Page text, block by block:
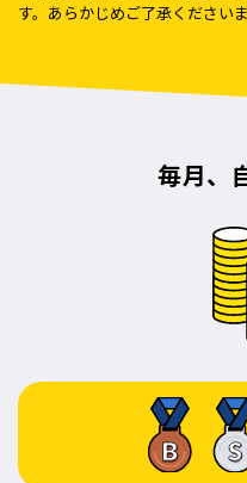
す。あらかじめご了承くださいま
毎月、